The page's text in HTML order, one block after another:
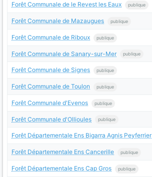
Forêt Communale de le Revest les Eaux publique
Forêt Communale de Mazaugues publique
Forêt Communale de Riboux publique
Forêt Communale de Sanary-sur-Mer publique
Forêt Communale de Signes publique
Forêt Communale de Toulon publique
Forêt Communale d'Evenos publique
Forêt Communale d'Ollioules publique
Forêt Départementale Ens Bigarra Agnis Peyferrier
Forêt Départementale Ens Cancerille publique
Forêt Départementale Ens Cap Gros publique